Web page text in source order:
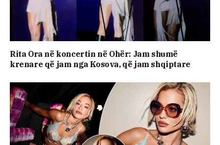
Rita Ora në koncertin në Ohër: Jam shumë
krenare që jam nga Kosova, që jam shqiptare